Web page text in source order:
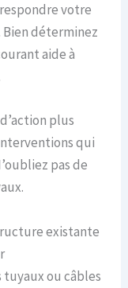
votre
Bien déterminez
aide à
plus
qui
pas de
existante
ou câbles